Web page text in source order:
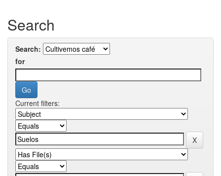
Search
Search:
for
Current filters: